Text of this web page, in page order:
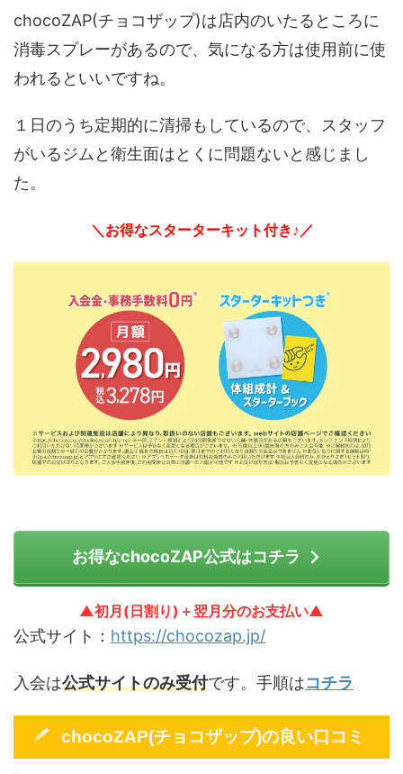
chocoZAP(チョコザップ)は店内のいたるところに
消毒スプレーがあるので、気になる方は使用前に使
われるといいですね。
１日のうち定期的に清掃もしているので、スタッフ
がいるジムと衛生面はとくに問題ないと感じまし
た。
＼お得なスターターキット付き♪／
お得なchocoZAP公式はコチラ
▲初月(日割り)＋翌月分のお支払い▲
公式サイト： https://chocozap.jp/
入会は公式サイトのみ受付です。手順はコチラ
chocoZAP(チョコザップ)の良い口コミ